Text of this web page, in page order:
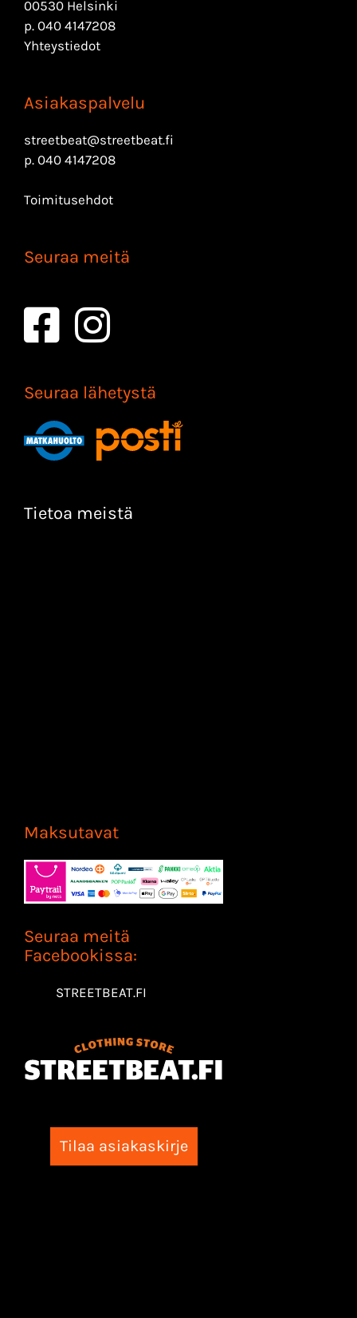
00530 Helsinki
p. 040 4147208
Yhteystiedot
Asiakaspalvelu
streetbeat@streetbeat.fi
p. 040 4147208
Toimitusehdot
Seuraa meitä
Seuraa lähetystä
Tietoa meistä
Maksutavat
Seuraa meitä
Facebookissa:
STREETBEAT.FI